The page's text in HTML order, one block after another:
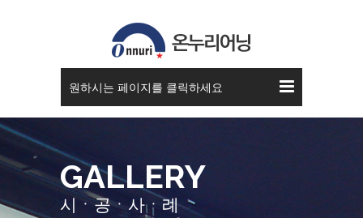
원하시는 페이지를 클릭하세요
GALLERY
시ㆍ공ㆍ사ㆍ례